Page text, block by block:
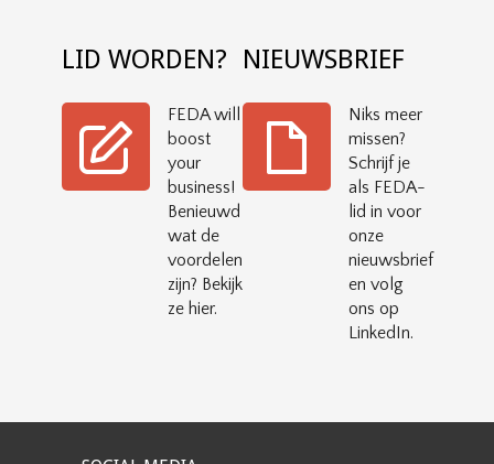
LID WORDEN?
FEDA will
boost
your
business!
Benieuwd
wat de
voordelen
zijn? Bekijk
ze hier.
NIEUWSBRIEF
Niks meer
missen?
Schrijf je
als FEDA-
lid in voor
onze
nieuwsbrief
en volg
ons op
LinkedIn.